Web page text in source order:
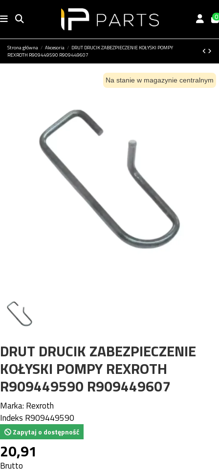
0
Strona główna Akcesoria
DRUT DRUCIK ZABEZPIECZENIE KOŁYSKI POMPY
REXROTH R909449590 R909449607
Na stanie w magazynie centralnym
DRUT DRUCIK ZABEZPIECZENIE
KOŁYSKI POMPY REXROTH
R909449590 R909449607
Marka: Rexroth
Indeks R909449590
Zapytaj o dostępność
20,91
Brutto